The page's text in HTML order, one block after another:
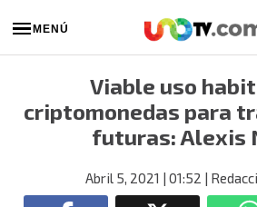
MENÚ
Viable uso
criptomonedas para
futuras: Alexis
Abril 5, 2021 | 01:52 |